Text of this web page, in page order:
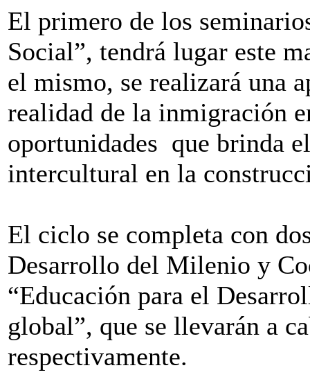
El primero de los
Social”, tendrá lugar este
el mismo, se realizará una
realidad de la inmigración
oportunidades que brinda
intercultural en la
El ciclo se completa con
Desarrollo del Milenio y
“Educación para el
global”, que se llevarán a
respectivamente.